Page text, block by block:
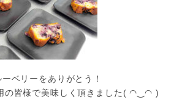
ベリーをありがとう！
の皆様で美味しく頂きました( ◠‿◠ )